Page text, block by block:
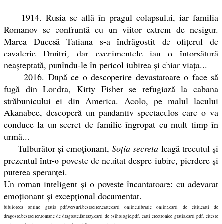
1914. Rusia se află în pragul colapsului, iar familia
Romanov se confruntă cu un viitor extrem de nesigur.
Marea Ducesă Tatiana s-a îndrăgostit de ofițerul de
cavalerie Dmitri, dar evenimentele iau o întorsătură
neașteptată, punîndu-le în pericol iubirea și chiar viața...
2016. După ce o descoperire devastatoare o face să
fugă din Londra, Kitty Fisher se refugiază la cabana
străbunicului ei din America. Acolo, pe malul lacului
Akanabee, descoperă un pandantiv spectaculos care o va
conduce la un secret de familie îngropat cu mult timp în
urmă...
Tulburător și emoționant, Soția secreta leagă trecutul și
prezentul într-o poveste de neuitat despre iubire, pierdere și
puterea speranței.
Un roman inteligent și o poveste încantatoare: cu adevarat
emoționant și excepțional documentat.
biblioteca online gratis pdf,versuri,bestseller,carte,carti online,librarie online,carti de citit,carti de
dragoste,bestseller,romane de dragoste,fantazy,carti de psihologie,pdf, carti electronice gratis,carti pdf, citeste